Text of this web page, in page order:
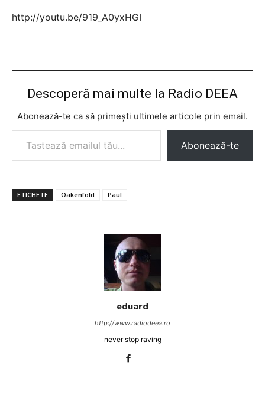
http://youtu.be/919_A0yxHGI
Descoperă mai multe la Radio DEEA
Abonează-te ca să primești ultimele articole prin email.
Tastează emailul tău...
Abonează-te
ETICHETE Oakenfold Paul
eduard
http://www.radiodeea.ro
never stop raving